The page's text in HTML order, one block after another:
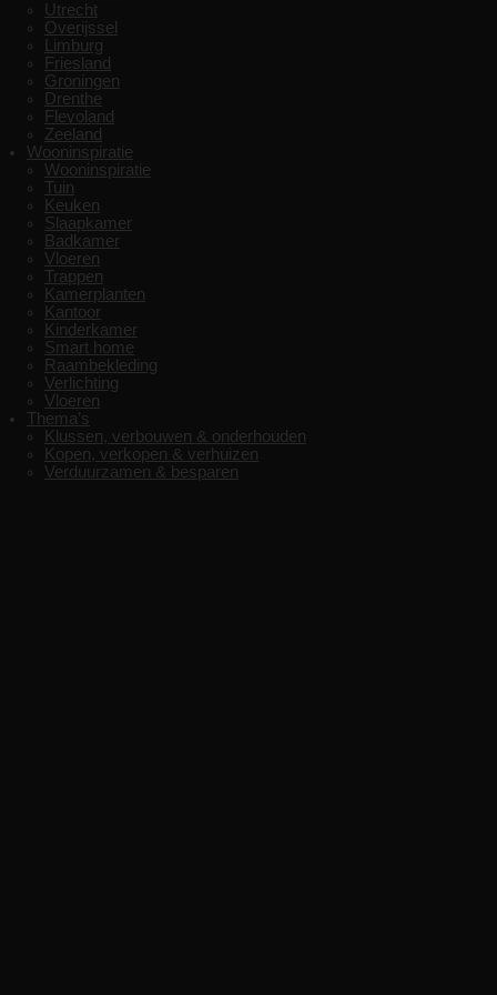
Utrecht
Overijssel
Limburg
Friesland
Groningen
Drenthe
Flevoland
Zeeland
Wooninspiratie
Wooninspiratie
Tuin
Keuken
Slaapkamer
Badkamer
Vloeren
Trappen
Kamerplanten
Kantoor
Kinderkamer
Smart home
Raambekleding
Verlichting
Vloeren
Thema’s
Klussen, verbouwen & onderhouden
Kopen, verkopen & verhuizen
Verduurzamen & besparen